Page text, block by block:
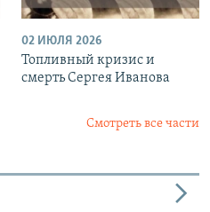
02 ИЮЛЯ 2026
Топливный кризис и
смерть Сергея Иванова
Смотреть все части